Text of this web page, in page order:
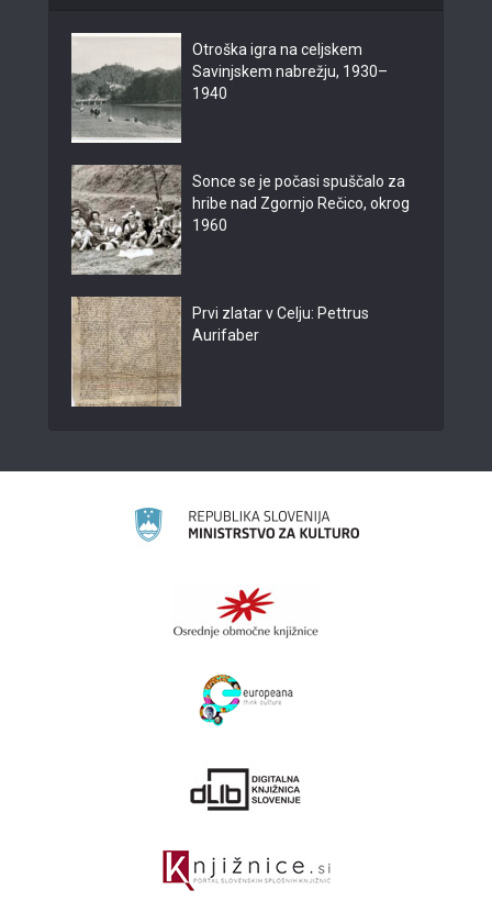
Otroška igra na celjskem
Savinjskem nabrežju, 1930–
1940
Sonce se je počasi spuščalo za
hribe nad Zgornjo Rečico, okrog
1960
Prvi zlatar v Celju: Pettrus
Aurifaber